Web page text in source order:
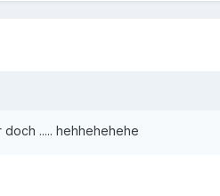
..... hehhehehehe